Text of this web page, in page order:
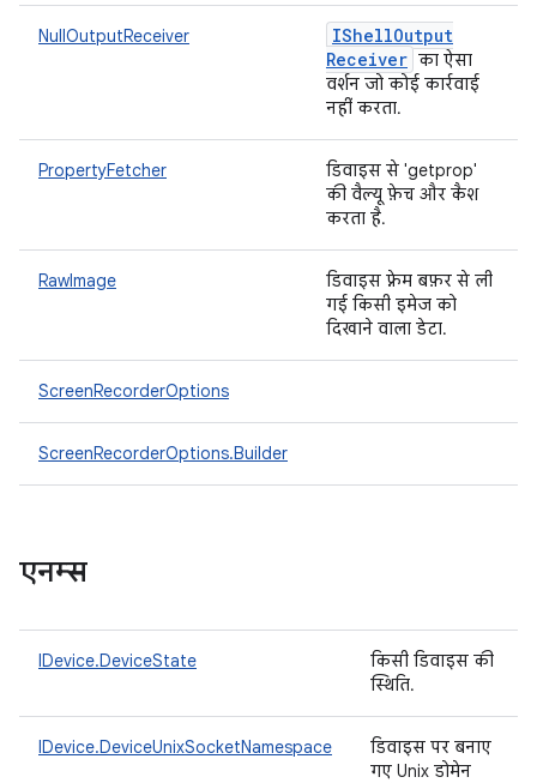
NullOutputReceiver IShellOutput
Receiver का ऐसा
वर्शन जो कोई कार्रवाई
नहीं करता.
PropertyFetcher
डिवाइस से 'getprop'
की वैल्यू फ़ेच और कैश
करता है.
RawImage
डिवाइस फ़्रेम बफ़र से ली
गई किसी इमेज को
दिखाने वाला डेटा.
ScreenRecorderOptions
ScreenRecorderOptions.Builder
एनम्स
IDevice.DeviceState
किसी डिवाइस की
स्थिति.
IDevice.DeviceUnixSocketNamespace
डिवाइस पर बनाए
गए Unix डोमेन